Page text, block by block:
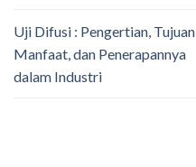
Uji Difusi : Pengertian, Tujuan,
Manfaat, dan Penerapannya
dalam Industri